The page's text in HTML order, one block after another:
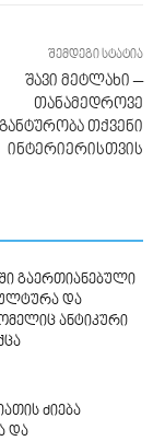
შემდეგი სტატია
შავი მეტლახი –
თანამედროვე
თქვენი
ინტერიერისთვის
გაერთიანებული
და
ანტიკური
ძიება
და